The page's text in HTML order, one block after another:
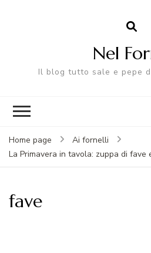
Nel
Il blog tutto sale e pepe
Home page
Ai fornelli
La Primavera in tavola: zuppa di fave
fave